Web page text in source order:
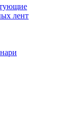
лент